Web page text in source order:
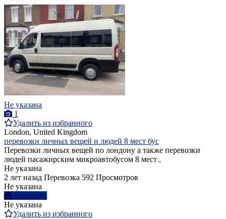
Не указана
1
Удалить из избранного
London, United Kingdom
перевозки личных вещей и людей 8 мест бус
Перевозки личных вещей по лондону а также перевозки
людей пасажирским микроавтобусом 8 мест ,
Не указана
2 лет назад Перевозка 592 Просмотров
Не указана
Написать
Не указана
Удалить из избранного